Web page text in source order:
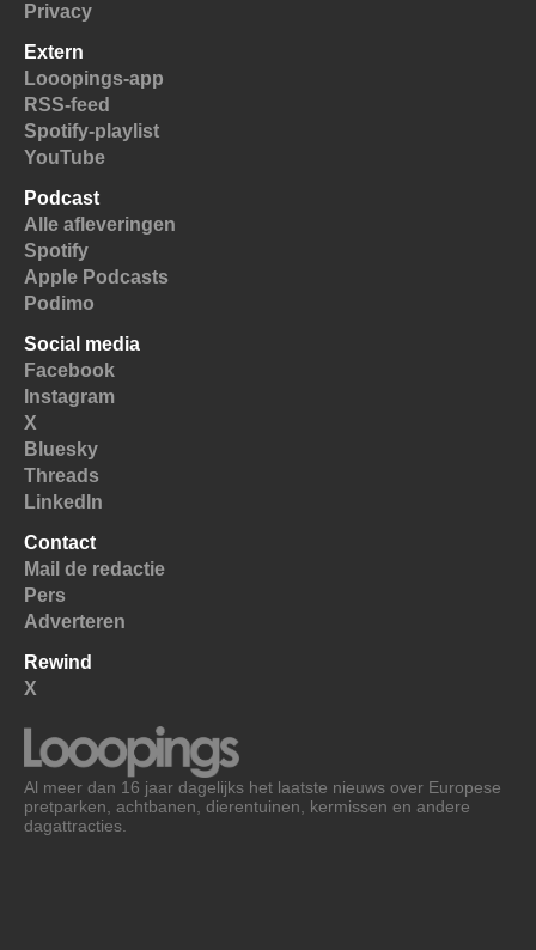
Privacy
Extern
Looopings-app
RSS-feed
Spotify-playlist
YouTube
Podcast
Alle afleveringen
Spotify
Apple Podcasts
Podimo
Social media
Facebook
Instagram
X
Bluesky
Threads
LinkedIn
Contact
Mail de redactie
Pers
Adverteren
Rewind
X
Al meer dan 16 jaar dagelijks het laatste nieuws over Europese
pretparken, achtbanen, dierentuinen, kermissen en andere
dagattracties.